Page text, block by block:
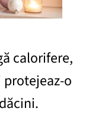
calorifere,
protejeaz-o